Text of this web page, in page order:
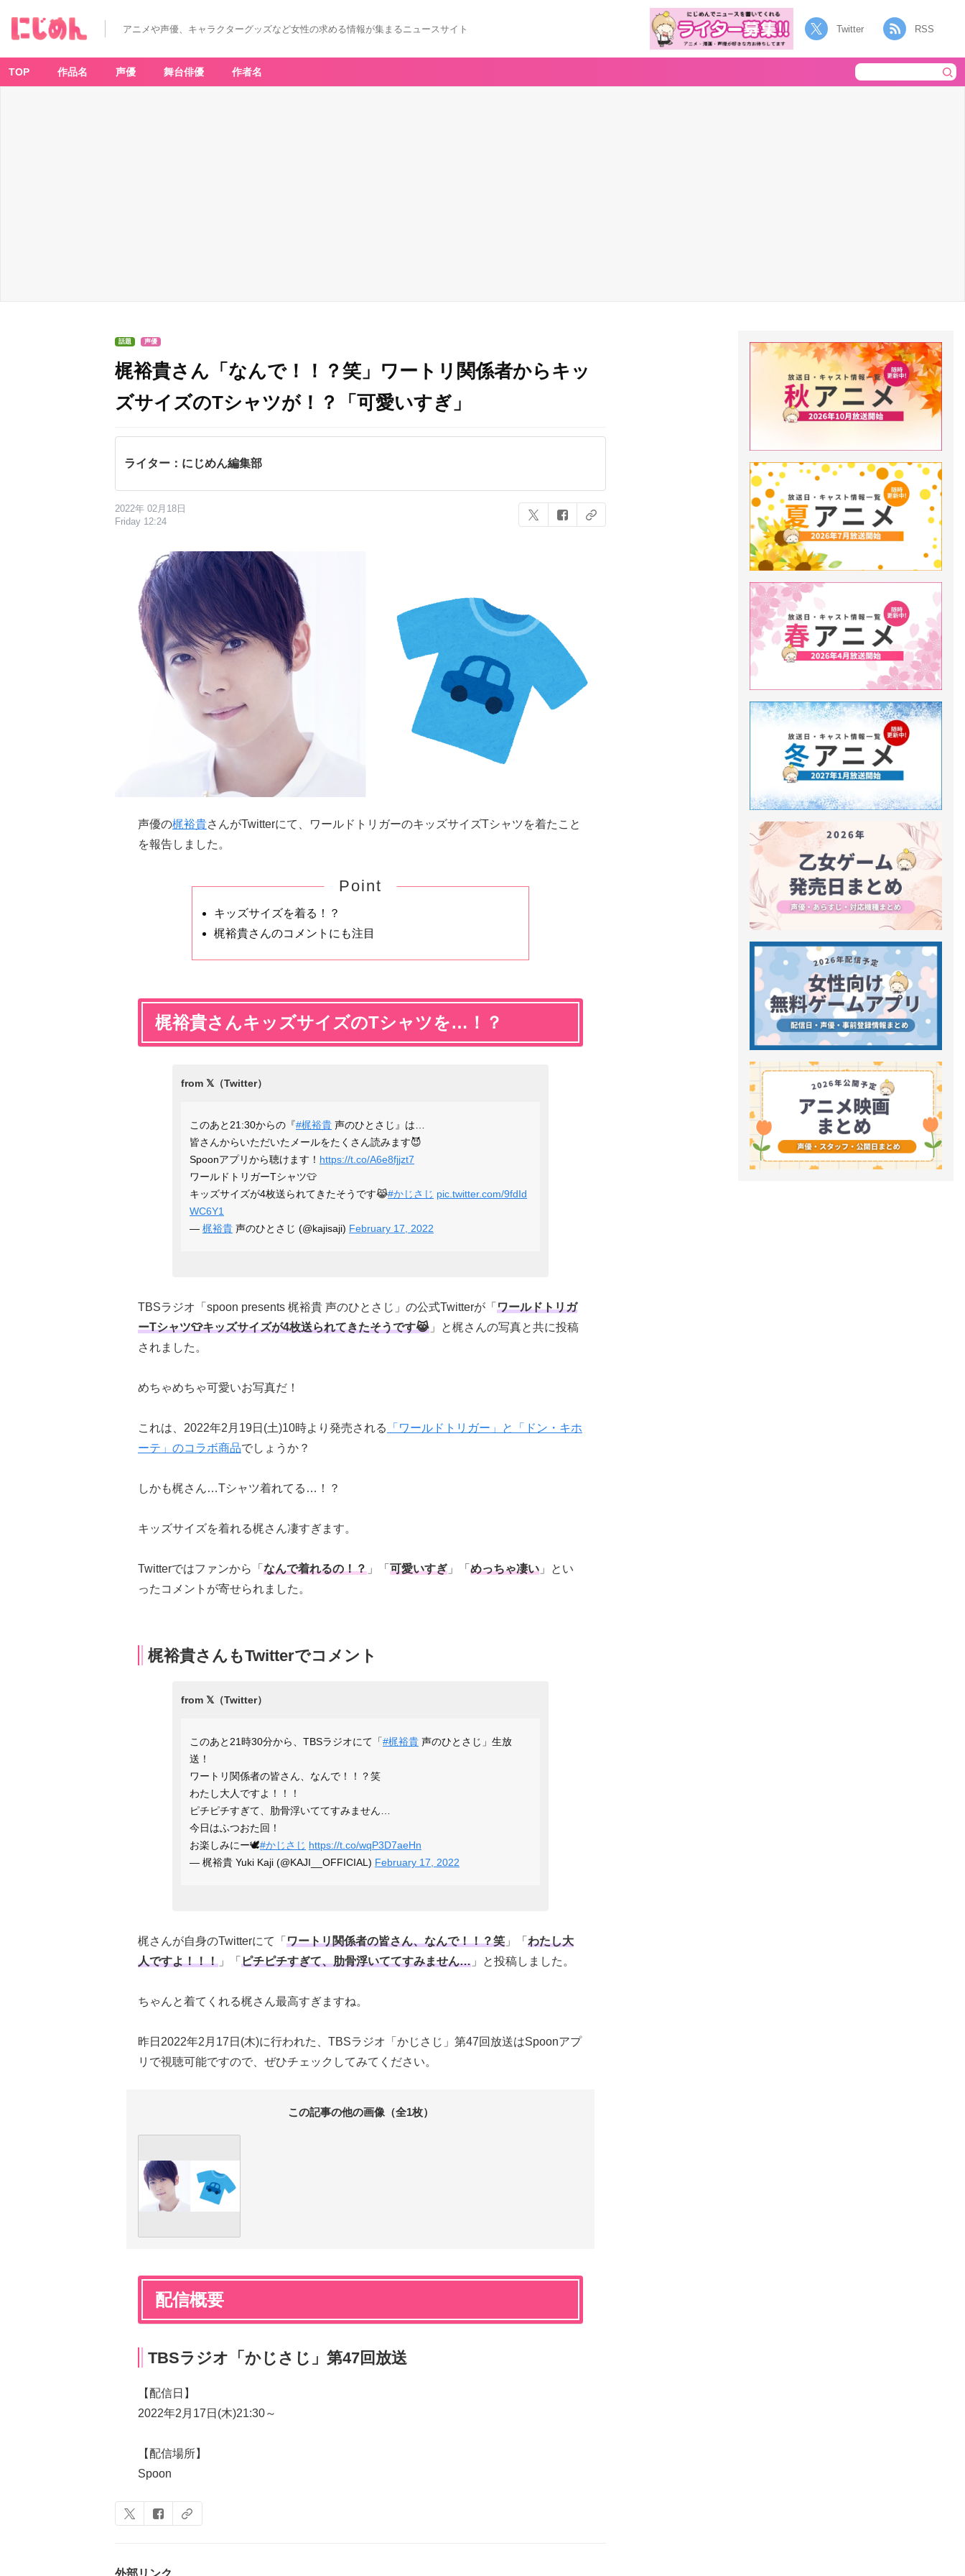
アニメや声優、キャラクターグッズなど女性の求める情報が集まるニュースサイト Twitter RSS
TOP 作品名 声優 舞台俳優 作者名
話題 声優
梶裕貴さん「なんで！！？笑」ワートリ関係者からキッ
ズサイズのTシャツが！？「可愛いすぎ」
ライター：にじめん編集部
2022年 02月18日
Friday 12:24
声優の梶裕貴さんがTwitterにて、ワールドトリガーのキッズサイズTシャツを着たこと
を報告しました。
Point
キッズサイズを着る！？
梶裕貴さんのコメントにも注目
梶裕貴さんキッズサイズのTシャツを…！？
このあと21:30からの『#梶裕貴 声のひとさじ』は…
皆さんからいただいたメールをたくさん読みます😈
Spoonアプリから聴けます！ https://t.co/A6e8fjjzt7
ワールドトリガーTシャツ👕
キッズサイズが4枚送られてきたそうです😹#かじさじ pic.twitter.com/9fdId
WC6Y1
— 梶裕貴 声のひとさじ (@kajisaji) February 17, 2022
TBSラジオ「spoon presents 梶裕貴 声のひとさじ」の公式Twitterが「 ワールドトリガ
ーTシャツ👕キッズサイズが4枚送られてきたそうです😹 」と梶さんの写真と共に投稿
されました。
めちゃめちゃ可愛いお写真だ！
これは、2022年2月19日(土)10時より発売される
「ワールドトリガー」と「ドン・キホ
ーテ」のコラボ商品でしょうか？
しかも梶さん…Tシャツ着れてる…！？
キッズサイズを着れる梶さん凄すぎます。
Twitterではファンから「 なんで着れるの！？ 」「 可愛いすぎ 」「 めっちゃ凄い 」とい
ったコメントが寄せられました。
梶裕貴さんもTwitterでコメント
このあと21時30分から、TBSラジオにて「#梶裕貴 声のひとさじ」生放
送！
ワートリ関係者の皆さん、なんで！！？笑
わたし大人ですよ！！！
ピチピチすぎて、肋骨浮いててすみません…
今日はふつおた回！
お楽しみにー🕊#かじさじ https://t.co/wqP3D7aeHn
— 梶裕貴 Yuki Kaji (@KAJI__OFFICIAL) February 17, 2022
梶さんが自身のTwitterにて「 ワートリ関係者の皆さん、なんで！！？笑 」「 わたし大
人ですよ！！！ 」「 ピチピチすぎて、肋骨浮いててすみません… 」と投稿しました。
ちゃんと着てくれる梶さん最高すぎますね。
昨日2022年2月17日(木)に行われた、TBSラジオ「かじさじ」第47回放送はSpoonアプ
リで視聴可能ですので、ぜひチェックしてみてください。
この記事の他の画像（全1枚）
配信概要
TBSラジオ「かじさじ」第47回放送
【配信日】
2022年2月17日(木)21:30～
【配信場所】
Spoon
外部リンク